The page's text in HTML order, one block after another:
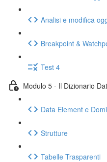
Analisi e modifica
Breakpoint &
Test 4
Modulo 5 - Il Dizionario
Data Element e
Strutture
Tabelle Trasparenti